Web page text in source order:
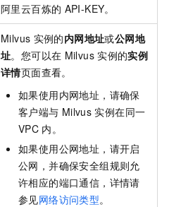
阿里云百炼的 API-KEY。
Milvus 实例的内网地址或公网地
址。您可以在 Milvus 实例的实例
详情页面查看。
如果使用内网地址，请确保
客户端与 Milvus 实例在同一
VPC 内。
如果使用公网地址，请开启
公网，并确保安全组规则允
许相应的端口通信，详情请
参见网络访问类型。